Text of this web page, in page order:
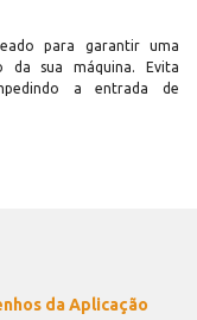
para garantir uma
da sua máquina. Evita
a entrada de
da Aplicação